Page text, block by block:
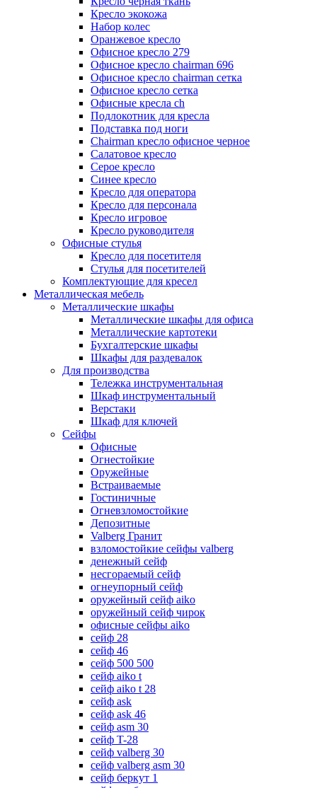
Кресло экокожа
Набор колес
Оранжевое кресло
Офисное кресло 279
Офисное кресло chairman 696
Офисное кресло chairman сетка
Офисное кресло сетка
Офисные кресла ch
Подлокотник для кресла
Подставка под ноги
Сhairman кресло офисное черное
Салатовое кресло
Серое кресло
Синее кресло
Кресло для оператора
Кресло для персонала
Кресло игровое
Кресло руководителя
Офисные стулья
Кресло для посетителя
Стулья для посетителей
Комплектующие для кресел
Металлическая мебель
Металлические шкафы
Металлические шкафы для офиса
Металлические картотеки
Бухгалтерские шкафы
Шкафы для раздевалок
Для производства
Тележка инструментальная
Шкаф инструментальный
Верстаки
Шкаф для ключей
Сейфы
Офисные
Огнестойкие
Оружейные
Встраиваемые
Гостиничные
Огневзломостойкие
Депозитные
Valberg Гранит
взломостойкие сейфы valberg
денежный сейф
несгораемый сейф
огнеупорный сейф
оружейный сейф aiko
оружейный сейф чирок
офисные сейфы aiko
сейф 28
сейф 46
сейф 500 500
сейф aiko t
сейф aiko t 28
сейф ask
сейф ask 46
сейф asm 30
сейф T-28
сейф valberg 30
сейф valberg asm 30
сейф беркут 1